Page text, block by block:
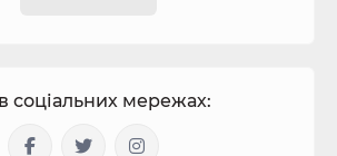
соціальних мережах: